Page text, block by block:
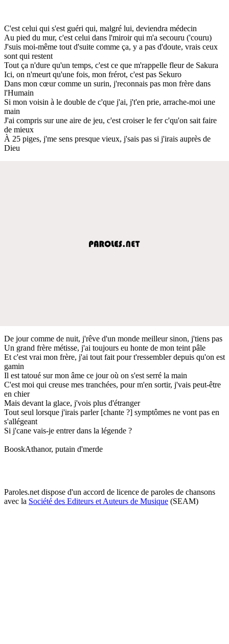
C'est celui qui s'est guéri qui, malgré lui, deviendra médecin
Au pied du mur, c'est celui dans l'miroir qui m'a secouru ('couru)
J'suis moi-même tout d'suite comme ça, y a pas d'doute, vrais ceux
sont qui restent
Tout ça n'dure qu'un temps, c'est ce que m'rappelle fleur de Sakura
Ici, on n'meurt qu'une fois, mon frérot, c'est pas Sekuro
Dans mon cœur comme un surin, j'reconnais pas mon frère dans
l'Humain
Si mon voisin à le double de c'que j'ai, j't'en prie, arrache-moi une
main
J'ai compris sur une aire de jeu, c'est croiser le fer c'qu'on sait faire
de mieux
À 25 piges, j'me sens presque vieux, j'sais pas si j'irais auprès de
Dieu
De jour comme de nuit, j'rêve d'un monde meilleur sinon, j'tiens pas
Un grand frère métisse, j'ai toujours eu honte de mon teint pâle
Et c'est vrai mon frère, j'ai tout fait pour t'ressembler depuis qu'on est
gamin
Il est tatoué sur mon âme ce jour où on s'est serré la main
C'est moi qui creuse mes tranchées, pour m'en sortir, j'vais peut-être
en chier
Mais devant la glace, j'vois plus d'étranger
Tout seul lorsque j'irais parler [chante ?] symptômes ne vont pas en
s'allégeant
Si j'cane vais-je entrer dans la légende ?
BooskAthanor, putain d'merde
Paroles.net dispose d'un accord de licence de paroles de chansons
avec la Société des Editeurs et Auteurs de Musique (SEAM)